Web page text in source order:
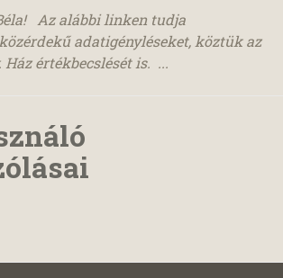
Az alábbi linken tudja
adatigényléseket, köztük az
értékbecslését is. ...